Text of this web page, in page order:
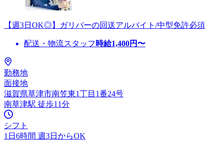
【週3日OK◎】ガリバーの回送アルバイト/中型免許必須
配送・物流スタッフ 時給1,400円〜
勤務地
面接地
滋賀県草津市南笠東1丁目1番24号
南草津駅 徒歩11分
シフト
1日6時間 週3日からOK